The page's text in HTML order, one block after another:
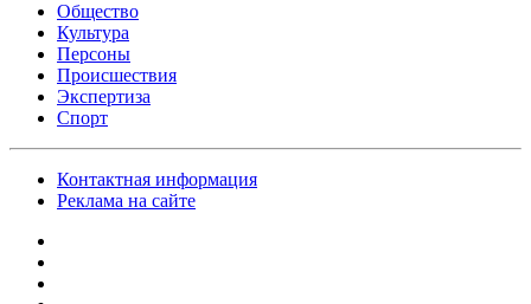
Общество
Культура
Персоны
Происшествия
Экспертиза
Спорт
Контактная информация
Реклама на сайте